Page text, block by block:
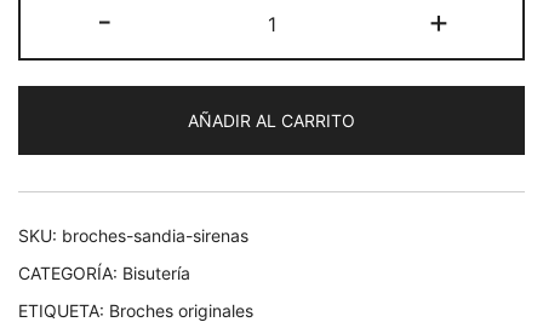
-
sandía
y
cantidad
+
AÑADIR AL CARRITO
SKU: broches-sandia-sirenas
CATEGORÍA: Bisutería
ETIQUETA: Broches originales